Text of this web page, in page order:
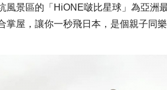
風景區的「HiONE啵比星球」為亞洲
掌屋，讓你一秒飛日本，是個親子同